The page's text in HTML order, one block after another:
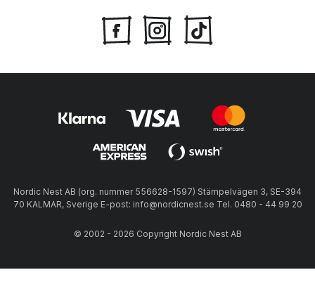
Nordic Nest AB (org. nummer 556628-1597) Stämpelvägen 3, SE-394
70 KALMAR, Sverige E-post: info@nordicnest.se Tel. 0480 - 44 99 20
© 2002 - 2026 Copyright Nordic Nest AB